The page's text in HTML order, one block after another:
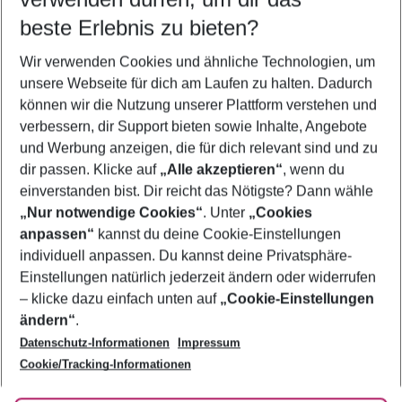
5-8 Nächte
2 Erwachsene Keine Kinder
Mehr Filter anzeigen
Footer
Footer navigation
Über uns
AGB
Bestpreisgarantie
Cookie-Einstellungen ändern
Cookie-Richtlinie
Agenturbetreuung
Barrierefreies Reisen
Folge uns
beste Erlebnis zu bieten?
Wir verwenden Cookies und ähnliche Technologien, um
unsere Webseite für dich am Laufen zu halten. Dadurch
können wir die Nutzung unserer Plattform verstehen und
verbessern, dir Support bieten sowie Inhalte, Angebote
und Werbung anzeigen, die für dich relevant sind und zu
dir passen. Klicke auf „Alle akzeptieren“, wenn du
einverstanden bist. Dir reicht das Nötigste? Dann wähle
„Nur notwendige Cookies“. Unter „Cookies
anpassen“ kannst du deine Cookie-Einstellungen
individuell anpassen. Du kannst deine Privatsphäre-
Einstellungen natürlich jederzeit ändern oder widerrufen
– klicke dazu einfach unten auf „Cookie-Einstellungen
ändern“.
Datenschutz-Informationen
Impressum
Cookie/Tracking-Informationen